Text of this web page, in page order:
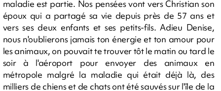
maladie est partie. Nos pensées vont vers Christian son
époux qui a partagé sa vie depuis près de 57 ans et
vers ses deux enfants et ses petits-fils. Adieu Denise,
nous n'oublierons jamais ton énergie et ton amour pour
les animaux, on pouvait te trouver tôt le matin ou tard le
soir à l'aéroport pour envoyer des animaux en
métropole malgré la maladie qui était déjà là, des
milliers de chiens et de chats ont été sauvés sur l'île de la